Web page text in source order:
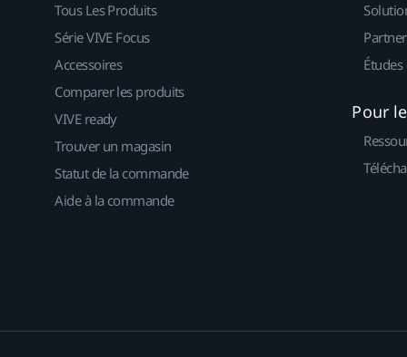
Tous Les Produits
Série VIVE Focus
Accessoires
Comparer les produits
VIVE ready
Trouver un magasin
Statut de la commande
Aide à la commande
Études
Pour